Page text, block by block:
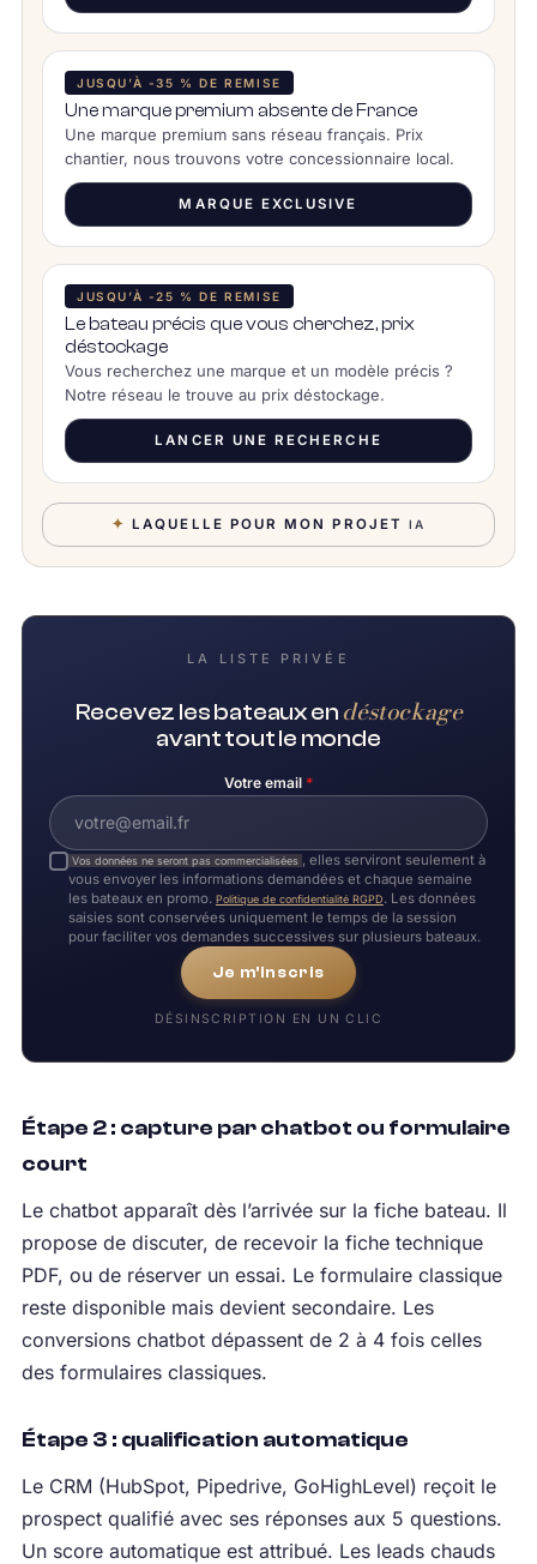
JUSQU’À -35 % DE REMISE
Une marque premium absente de France
Une marque premium sans réseau français. Prix
chantier, nous trouvons votre concessionnaire local.
MARQUE EXCLUSIVE
JUSQU’À -25 % DE REMISE
Le bateau précis que vous cherchez, prix
déstockage
Vous recherchez une marque et un modèle précis ?
Notre réseau le trouve au prix déstockage.
LANCER UNE RECHERCHE
✦ LAQUELLE POUR MON PROJET IA
LA LISTE PRIVÉE
Recevez les bateaux en déstockage
avant tout le monde
Votre email *
Vos données ne seront pas commercialisées , elles serviront seulement à
vous envoyer les informations demandées et chaque semaine
les bateaux en promo. Politique de confidentialité RGPD. Les données
saisies sont conservées uniquement le temps de la session
pour faciliter vos demandes successives sur plusieurs bateaux.
Je m'inscris
DÉSINSCRIPTION EN UN CLIC
Étape 2 : capture par chatbot ou formulaire
court
Le chatbot apparaît dès l’arrivée sur la fiche bateau. Il
propose de discuter, de recevoir la fiche technique
PDF, ou de réserver un essai. Le formulaire classique
reste disponible mais devient secondaire. Les
conversions chatbot dépassent de 2 à 4 fois celles
des formulaires classiques.
Étape 3 : qualification automatique
Le CRM (HubSpot, Pipedrive, GoHighLevel) reçoit le
prospect qualifié avec ses réponses aux 5 questions.
Un score automatique est attribué. Les leads chauds